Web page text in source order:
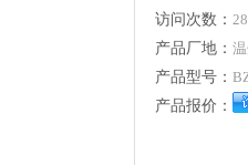
访问次数：
产品厂地：
产品型号：
产品报价：